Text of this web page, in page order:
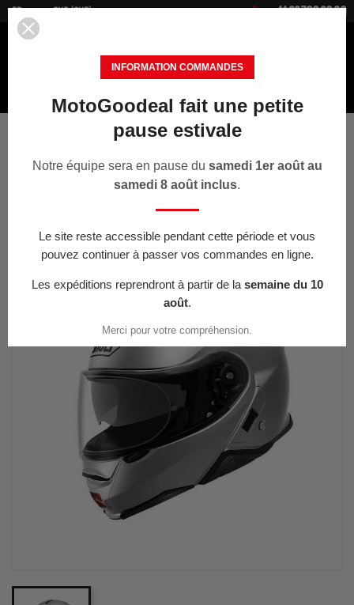
FR CHF (CHF) +41 22 700 20 30
-25%
INFORMATION COMMANDES
MotoGoodeal fait une petite
pause estivale
Notre équipe sera en pause du samedi 1er août au
samedi 8 août inclus.
Le site reste accessible pendant cette période et vous
pouvez continuer à passer vos commandes en ligne.
Les expéditions reprendront à partir de la semaine du 10
août.
Merci pour votre compréhension.